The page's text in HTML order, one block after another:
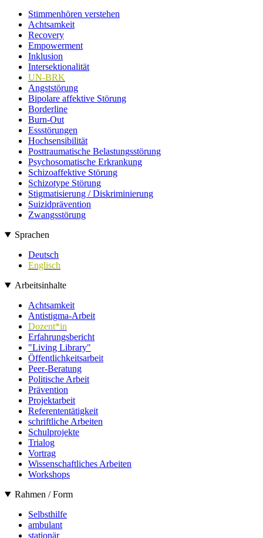
Stimmenhören verstehen
Achtsamkeit
Recovery
Empowerment
Inklusion
Intersektionalität
UN-BRK
Angststörung
Bipolare affektive Störung
Borderline
Burn-Out
Essstörungen
Hochsensibilität
Posttraumatische Belastungsstörung
Psychosomatische Erkrankung
Schizoaffektive Störung
Schizotype Störung
Stigmatisierung / Diskriminierung
Suizidprävention
Zwangsstörung
Sprachen
Deutsch
Englisch
Arbeitsinhalte
Achtsamkeit
Antistigma-Arbeit
Dozent*in
Erfahrungsbericht
"Living Library"
Öffentlichkeitsarbeit
Peer-Beratung
Politische Arbeit
Prävention
Projektarbeit
Referententätigkeit
schriftliche Arbeiten
Schulprojekte
Trialog
Vortrag
Wissenschaftliches Arbeiten
Workshops
Rahmen / Form
Selbsthilfe
ambulant
stationär